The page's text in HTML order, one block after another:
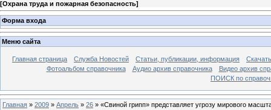
[Охрана труда и пожарная безопасность]
Форма входа
Меню сайта
Главная страница Служба Новостей Статьи, публикации, информация
Фотоальбом справочника
Аудио архив справочника
Видео архив
ПОИСК по
Главная » 2009 » Апрель » 26 » «Свиной грипп» представляет угрозу мирового